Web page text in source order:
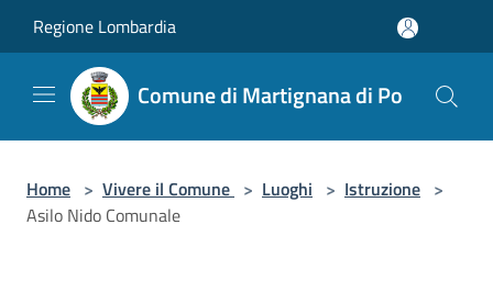
Regione Lombardia
Comune di Martignana di Po
Home > Vivere il Comune > Luoghi > Istruzione >
Asilo Nido Comunale